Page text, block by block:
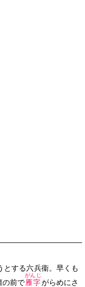
とする六兵衞。早くも
の前で雁字
がんじ
がらめにさ